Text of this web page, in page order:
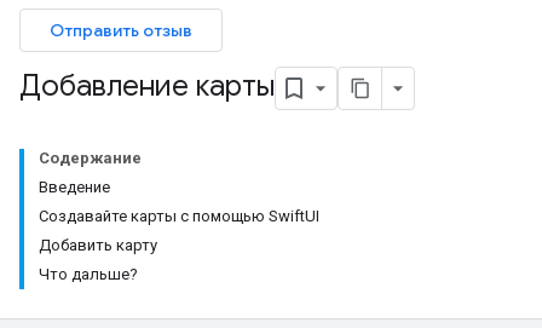
Отправить отзыв
Добавление карты
Содержание
Введение
Создавайте карты с помощью SwiftUI
Добавить карту
Что дальше?